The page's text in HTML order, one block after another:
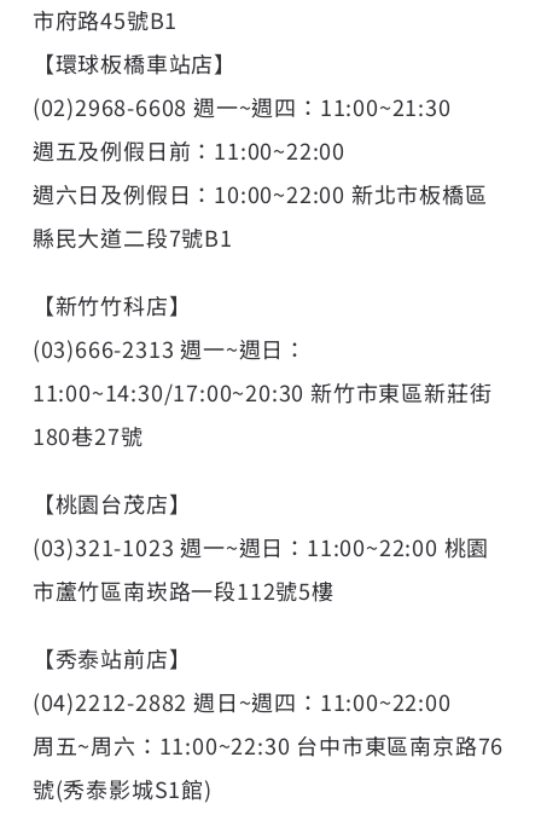
市府路45號B1
【環球板橋車站店】
(02)2968-6608 週一~週四：11:00~21:30
週五及例假日前：11:00~22:00
週六日及例假日：10:00~22:00 新北市板橋區
縣民大道二段7號B1
【新竹竹科店】
(03)666-2313 週一~週日：
11:00~14:30/17:00~20:30 新竹市東區新莊街
180巷27號
【桃園台茂店】
(03)321-1023 週一~週日：11:00~22:00 桃園
市蘆竹區南崁路一段112號5樓
【秀泰站前店】
(04)2212-2882 週日~週四：11:00~22:00
周五~周六：11:00~22:30 台中市東區南京路76
號(秀泰影城S1館)